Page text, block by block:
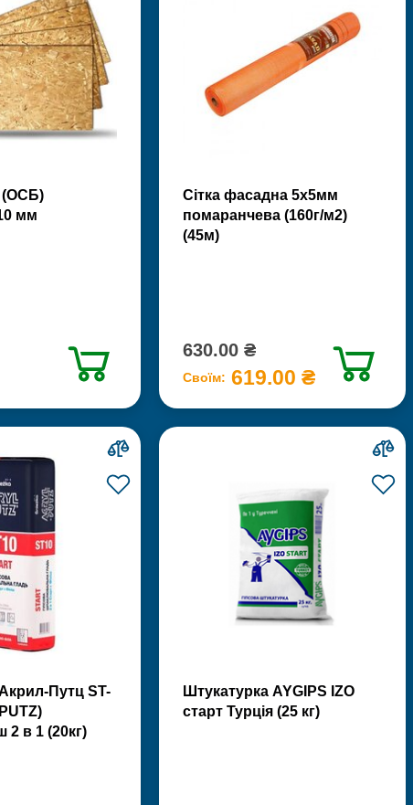
(ОСБ)
мм
Сітка фасадна 5х5мм
помаранчева (160г/м2)
(45м)
630.00 ₴
Своїм: 619.00 ₴
Путц ST-
2 в 1 (20кг)
Штукатурка AYGIPS IZO
старт Турція (25 кг)